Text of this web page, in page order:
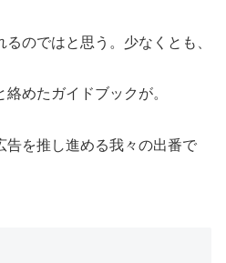
のではと思う。少なくとも、
めたガイドブックが。
告を推し進める我々の出番で